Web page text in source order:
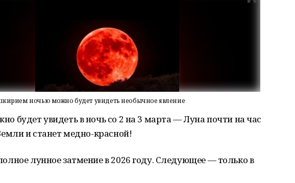
ночью можно будет увидеть необычное явление
будет увидеть в ночь со 2 на 3 марта — Луна почти на час
и станет медно-красной!
лунное затмение в 2026 году. Следующее — только в